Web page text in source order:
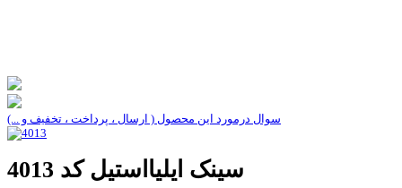
سوال درمورد این محصول ( ارسال ، پرداخت ، تخفیف و ...)
سینک ایلیااستیل کد 4013